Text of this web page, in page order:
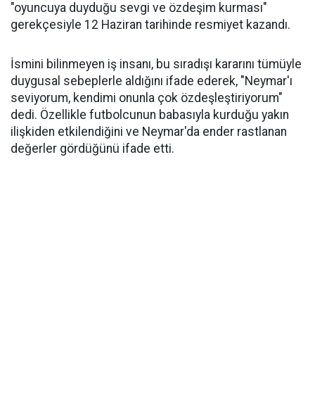
"oyuncuya duyduğu sevgi ve özdeşim kurması"
gerekçesiyle 12 Haziran tarihinde resmiyet kazandı.
İsmini bilinmeyen iş insanı, bu sıradışı kararını tümüyle
duygusal sebeplerle aldığını ifade ederek, "Neymar'ı
seviyorum, kendimi onunla çok özdeşleştiriyorum"
dedi. Özellikle futbolcunun babasıyla kurduğu yakın
ilişkiden etkilendiğini ve Neymar'da ender rastlanan
değerler gördüğünü ifade etti.